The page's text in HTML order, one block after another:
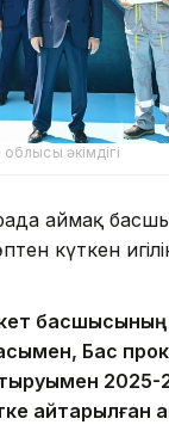
әкімдігі
аймақ
күткен
басшысының
Бас
қайтарылған